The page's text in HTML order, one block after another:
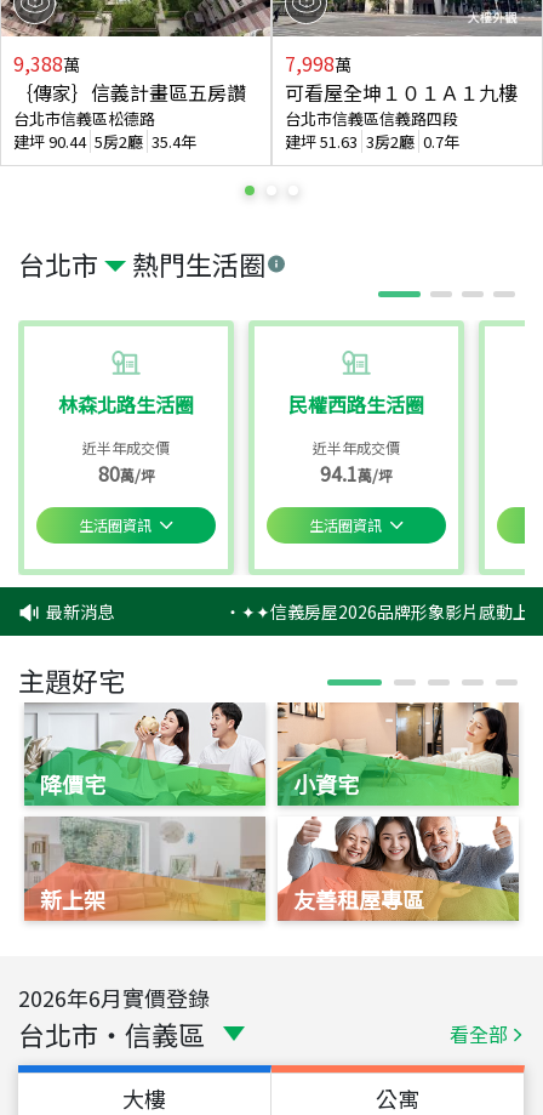
台北市 熱門生活圈
林森北路生活圈
近半年成交價
80萬/坪
生活圈資訊
民權西路生活圈
近半年成交價
94.1萬/坪
生活圈資訊
9,388萬
｛傳家｝信義計畫區五房讚
台北市信義區松德路
建坪90.44 5房2廳 35.4年
7,998萬
可看屋全坤１０１Ａ１九樓
台北市信義區信義路四段
建坪51.63 3房2廳 0.7年
最新消息 ‧✦✦信義房屋2026品牌形象影片感動上
主題好宅
降價宅
新上架
小資宅
友善租屋專區
2026年6月實價登錄
台北市 ・ 信義區 看全部
大樓 公寓